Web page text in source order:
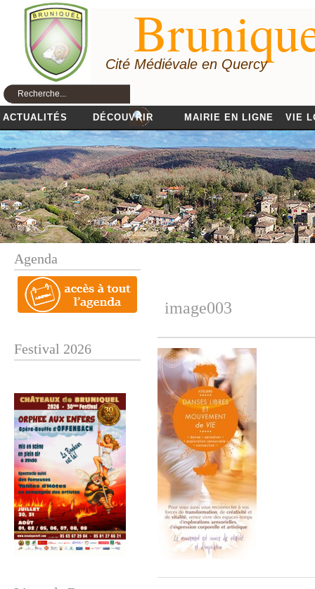
Cité Médiévale en Quercy
ACTUALITÉS DÉCOUVRIR MAIRIE EN LIGNE VIE
Agenda
Festival 2026
image003